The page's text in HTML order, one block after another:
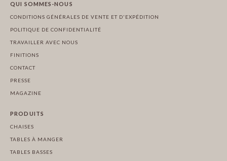
QUI SOMMES-NOUS
CONDITIONS GÉNÉRALES DE VENTE ET D'EXPÉDITION
POLITIQUE DE CONFIDENTIALITÉ
TRAVAILLER AVEC NOUS
FINITIONS
CONTACT
PRESSE
MAGAZINE
PRODUITS
CHAISES
TABLES À MANGER
TABLES BASSES